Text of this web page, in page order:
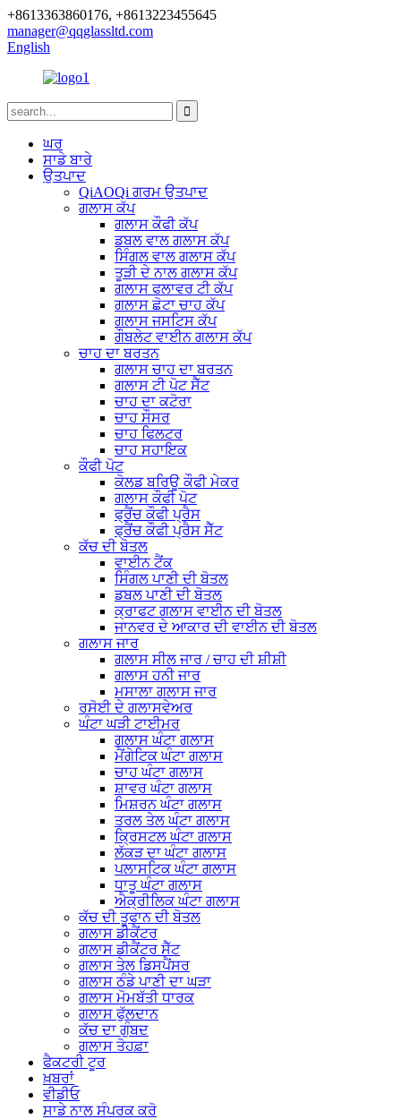
+8613363860176, +8613223455645
manager@qqglassltd.com
English
ਘਰ
ਸਾਡੇ ਬਾਰੇ
ਉਤਪਾਦ
QiAOQi ਗਰਮ ਉਤਪਾਦ
ਗਲਾਸ ਕੱਪ
ਗਲਾਸ ਕੌਫੀ ਕੱਪ
ਡਬਲ ਵਾਲ ਗਲਾਸ ਕੱਪ
ਸਿੰਗਲ ਵਾਲ ਗਲਾਸ ਕੱਪ
ਤੂੜੀ ਦੇ ਨਾਲ ਗਲਾਸ ਕੱਪ
ਗਲਾਸ ਫਲਾਵਰ ਟੀ ਕੱਪ
ਗਲਾਸ ਛੋਟਾ ਚਾਹ ਕੱਪ
ਗਲਾਸ ਜਸਟਿਸ ਕੱਪ
ਗੌਬਲੇਟ ਵਾਈਨ ਗਲਾਸ ਕੱਪ
ਚਾਹ ਦਾ ਬਰਤਨ
ਗਲਾਸ ਚਾਹ ਦਾ ਬਰਤਨ
ਗਲਾਸ ਟੀ ਪੋਟ ਸੈੱਟ
ਚਾਹ ਦਾ ਕਟੋਰਾ
ਚਾਹ ਸੌਸਰ
ਚਾਹ ਫਿਲਟਰ
ਚਾਹ ਸਹਾਇਕ
ਕੌਫੀ ਪੋਟ
ਕੋਲਡ ਬਰਿਊ ਕੌਫੀ ਮੇਕਰ
ਗਲਾਸ ਕੌਫੀ ਪੋਟ
ਫ੍ਰੈਂਚ ਕੌਫੀ ਪ੍ਰੈਸ
ਫ੍ਰੈਂਚ ਕੌਫੀ ਪ੍ਰੈਸ ਸੈੱਟ
ਕੱਚ ਦੀ ਬੋਤਲ
ਵਾਈਨ ਟੈਂਕ
ਸਿੰਗਲ ਪਾਣੀ ਦੀ ਬੋਤਲ
ਡਬਲ ਪਾਣੀ ਦੀ ਬੋਤਲ
ਕ੍ਰਾਫਟ ਗਲਾਸ ਵਾਈਨ ਦੀ ਬੋਤਲ
ਜਾਨਵਰ ਦੇ ਆਕਾਰ ਦੀ ਵਾਈਨ ਦੀ ਬੋਤਲ
ਗਲਾਸ ਜਾਰ
ਗਲਾਸ ਸੀਲ ਜਾਰ / ਚਾਹ ਦੀ ਸ਼ੀਸ਼ੀ
ਗਲਾਸ ਹਨੀ ਜਾਰ
ਮਸਾਲਾ ਗਲਾਸ ਜਾਰ
ਰਸੋਈ ਦੇ ਗਲਾਸਵੇਅਰ
ਘੰਟਾ ਘੜੀ ਟਾਈਮਰ
ਗਲਾਸ ਘੰਟਾ ਗਲਾਸ
ਮੈਂਗੇਟਿਕ ਘੰਟਾ ਗਲਾਸ
ਚਾਹ ਘੰਟਾ ਗਲਾਸ
ਸ਼ਾਵਰ ਘੰਟਾ ਗਲਾਸ
ਮਿਸ਼ਰਨ ਘੰਟਾ ਗਲਾਸ
ਤਰਲ ਤੇਲ ਘੰਟਾ ਗਲਾਸ
ਕ੍ਰਿਸਟਲ ਘੰਟਾ ਗਲਾਸ
ਲੱਕੜ ਦਾ ਘੰਟਾ ਗਲਾਸ
ਪਲਾਸਟਿਕ ਘੰਟਾ ਗਲਾਸ
ਧਾਤੂ ਘੰਟਾ ਗਲਾਸ
ਐਕ੍ਰੀਲਿਕ ਘੰਟਾ ਗਲਾਸ
ਕੱਚ ਦੀ ਤੂਫਾਨ ਦੀ ਬੋਤਲ
ਗਲਾਸ ਡੀਕੈਂਟਰ
ਗਲਾਸ ਡੀਕੈਂਟਰ ਸੈੱਟ
ਗਲਾਸ ਤੇਲ ਡਿਸਪੈਂਸਰ
ਗਲਾਸ ਠੰਡੇ ਪਾਣੀ ਦਾ ਘੜਾ
ਗਲਾਸ ਮੋਮਬੱਤੀ ਧਾਰਕ
ਗਲਾਸ ਫੁੱਲਦਾਨ
ਕੱਚ ਦਾ ਗੁੰਬਦ
ਗਲਾਸ ਤੋਹਫ਼ਾ
ਫੈਕਟਰੀ ਟੂਰ
ਖ਼ਬਰਾਂ
ਵੀਡੀਓ
ਸਾਡੇ ਨਾਲ ਸੰਪਰਕ ਕਰੋ